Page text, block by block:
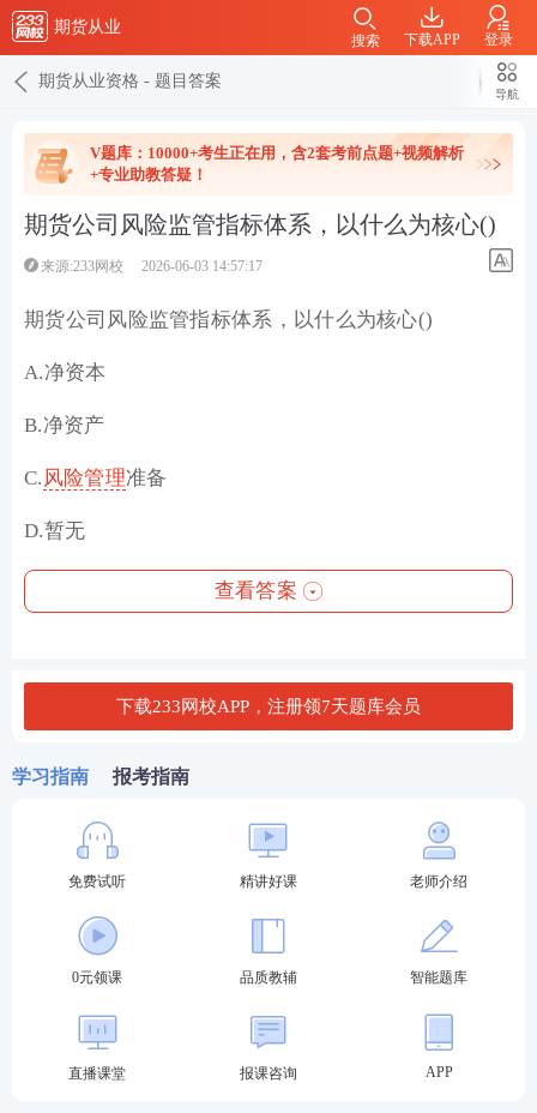
期货从业
下载APP 登录
搜索
期货从业资格 - 题目答案
导航
V题库：10000+考生正在用，含2套考前点题+视频解析
+专业助教答疑！
期货公司风险监管指标体系，以什么为核心()
来源:233网校 2026-06-03 14:57:17
期货公司风险监管指标体系，以什么为核心()
A.净资本
B.净资产
C. 风险管理准备
D.暂无
查看答案
下载233网校APP，注册领7天题库会员
学习指南 报考指南
免费试听 精讲好课 老师介绍
0元领课 品质教辅 智能题库
直播课堂 报课咨询 APP